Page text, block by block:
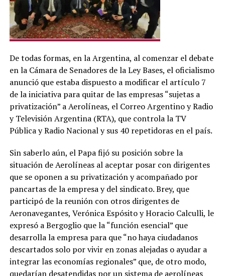
De todas formas, en la Argentina, al comenzar el debate
en la Cámara de Senadores de la Ley Bases, el oficialismo
anunció que estaba dispuesto a modificar el artículo 7
de la iniciativa para quitar de las empresas “sujetas a
privatización” a Aerolíneas, el Correo Argentino y Radio
y Televisión Argentina (RTA), que controla la TV
Pública y Radio Nacional y sus 40 repetidoras en el país.
Sin saberlo aún, el Papa fijó su posición sobre la
situación de Aerolíneas al aceptar posar con dirigentes
que se oponen a su privatización y acompañado por
pancartas de la empresa y del sindicato. Brey, que
participó de la reunión con otros dirigentes de
Aeronavegantes, Verónica Espósito y Horacio Calculli, le
expresó a Bergoglio que la “función esencial” que
desarrolla la empresa para que “no haya ciudadanos
descartados solo por vivir en zonas alejadas o ayudar a
integrar las economías regionales” que, de otro modo,
quedarían desatendidas por un sistema de aerolíneas